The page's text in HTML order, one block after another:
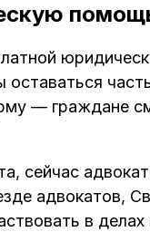
оставаться
— граждане
сейчас
адвокатов,
в